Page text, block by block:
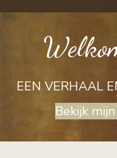
EEN VERHAAL
Bekijk